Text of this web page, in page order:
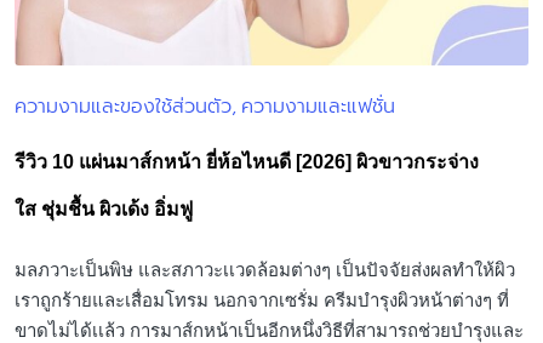
Posted
ความงามและของใช้ส่วนตัว ความงามและแฟชั่น
รีวิว 10 แผ่นมาส์กหน้า ยี่ห้อไหนดี [2026] ผิวขาวกระจ่าง
ใส ชุ่มชื้น ผิวเด้ง อิ่มฟู
มลภวาะเป็นพิษ และสภาวะเเวดล้อมต่างๆ เป็นปัจจัยส่งผลทำให้ผิว
เราถูกร้ายและเสื่อมโทรม นอกจากเซรั่ม ครีมบำรุงผิวหน้าต่างๆ ที่
ขาดไม่ได้เเล้ว การมาส์กหน้าเป็นอีกหนึ่งวิธีที่สามารถช่วยบำรุงและ